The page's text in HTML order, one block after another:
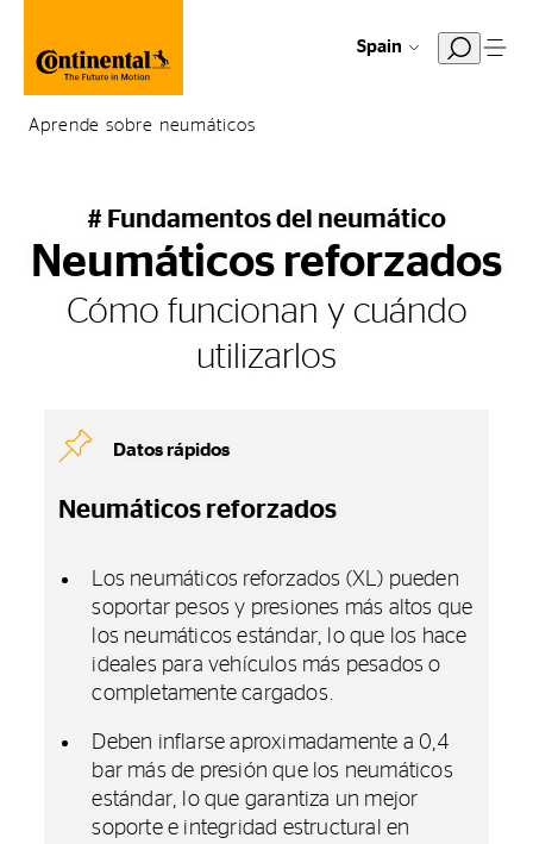
Spain
Aprende sobre neumáticos
# Fundamentos del neumático
Neumáticos reforzados
Cómo funcionan y cuándo
utilizarlos
Datos rápidos
Neumáticos reforzados
Los neumáticos reforzados (XL) pueden
soportar pesos y presiones más altos que
los neumáticos estándar, lo que los hace
ideales para vehículos más pesados o
completamente cargados.
Deben inflarse aproximadamente a 0,4
bar más de presión que los neumáticos
estándar, lo que garantiza un mejor
soporte e integridad estructural en